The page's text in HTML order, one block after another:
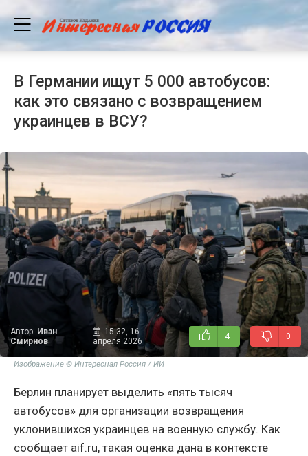
В Германии ищут 5 000 автобусов:
как это связано с возвращением
украинцев в ВСУ?
Автор: Иван
Смирнов
15:32, 16
апреля 2026
4 0
Изображение © Интересная Россия / ИИ
Берлин планирует выделить «пять тысяч
автобусов» для организации возвращения
уклонившихся украинцев на военную службу. Как
сообщает aif.ru, такая оценка дана в контексте